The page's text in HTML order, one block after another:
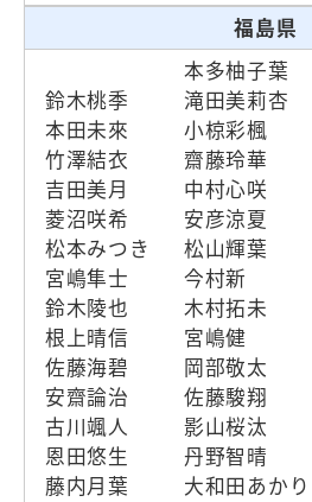
福島県
本多柚子葉
鈴木桃季
滝田美莉杏
本田未來
小椋彩楓
竹澤結衣
齋藤玲華
吉田美月
中村心咲
菱沼咲希
安彦涼夏
松本みつき
松山輝葉
宮嶋隼士
今村新
鈴木陵也
木村拓未
根上晴信
宮嶋健
佐藤海碧
岡部敬太
安齋論治
佐藤駿翔
古川颯人
影山桜汰
恩田悠生
丹野智晴
藤内月葉
大和田あかり